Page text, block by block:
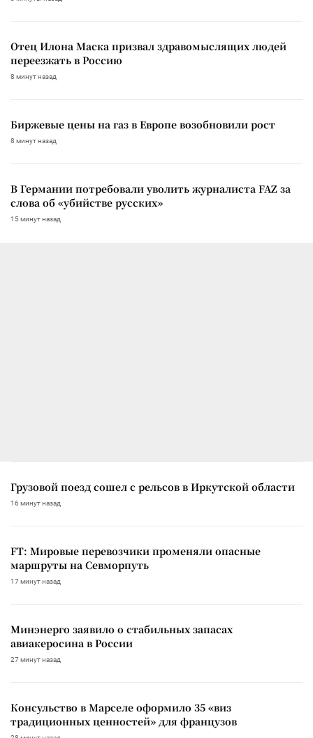
Отец Илона Маска призвал здравомыслящих людей
переезжать в Россию
8 минут назад
Биржевые цены на газ в Европе возобновили рост
8 минут назад
В Германии потребовали уволить журналиста FAZ за
слова об «убийстве русских»
15 минут назад
Грузовой поезд сошел с рельсов в Иркутской области
16 минут назад
FT: Мировые перевозчики променяли опасные
маршруты на Севморпуть
17 минут назад
Минэнерго заявило о стабильных запасах
авиакеросина в России
27 минут назад
Консульство в Марселе оформило 35 «виз
традиционных ценностей» для французов